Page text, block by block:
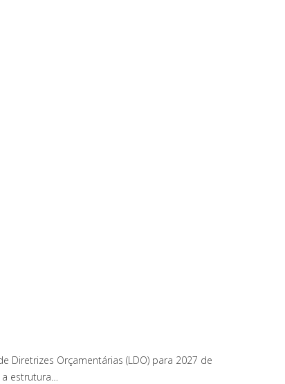
Diretrizes Orçamentárias (LDO) para 2027 de
estrutura…